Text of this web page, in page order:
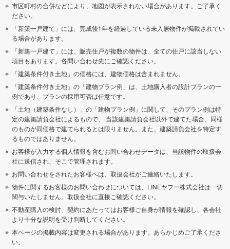
市区町村の合併などにより、地図が表示されない場合があります。ご了承く
ださい。
「新築一戸建て」には、完成後1年を経過している未入居物件が掲載されてい
る場合があります。
「新築一戸建て」には、販売住戸が複数の物件は、全ての住戸に該当しない
項目もあります。各問い合わせ先にご確認ください。
「建築条件付き土地」の価格には、建物価格は含まれません。
「建築条件付き土地」の「建物プラン例」は、土地購入者の設計プランの一
例であり、プランの採用可否は任意です。
「土地（建築条件なし）」の「建物プラン例」に関して、そのプラン例は特
定の建築請負会社によるもので、 当該建築請負会社以外で建てた場合、同様
のものが同価格で建てられるとは限りません。また、建築請負会社を特定す
るものではありません。
お客様が入力する個人情報を含むお問い合わせデータは、当該物件の取扱会
社に送信され、そこで管理されます。
お問い合わせをされたお客様へは、取扱会社がご連絡いたします。
物件に関するお客様のお問い合わせについては、LINEヤフー株式会社は一切
関与いたしません。取扱会社に直接ご確認ください。
不動産購入の検討、契約にあたってはお客様ご自身が情報を確認し、各会社
より十分な説明を受け判断してください。
本ページの掲載内容は変更される場合があります。あらかじめご了承くださ
い。